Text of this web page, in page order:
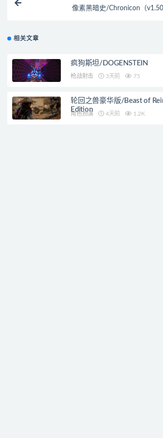
像素黑暗史/Chronicon（
相关文章
疯狗斯坦/DOGENSTEIN
枪战射击 3天前 75
轮回之兽豪华版/Beast of
Edition
角色扮演 4天前 1.2K